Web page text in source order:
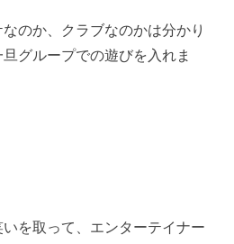
のか、クラブなのかは分かり
グループでの遊びを入れま
を取って、エンターテイナー